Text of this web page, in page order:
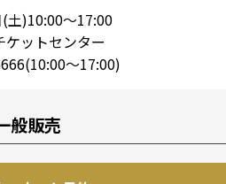
土)10:00～17:00
ケットセンター
～17:00)
般販売